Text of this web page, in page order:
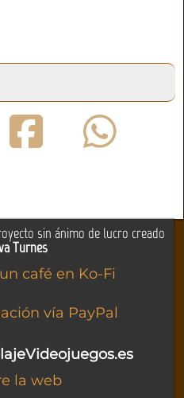
sin ánimo de lucro creado
Turnes
café en Ko-Fi
vía PayPal
la web